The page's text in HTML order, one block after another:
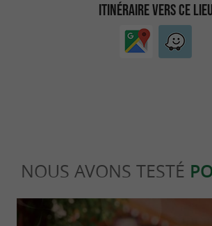
ITINÉRAIRE VERS CE LIEU
NOUS AVONS TESTÉ